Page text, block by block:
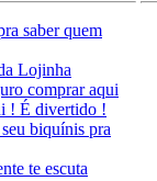
saber quem
Lojinha
comprar aqui
! É divertido !
biquínis pra
te escuta